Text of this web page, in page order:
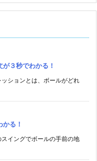
が３秒でわかる！
ッションとは、ボールがどれ
る！
スイングでボールの手前の地